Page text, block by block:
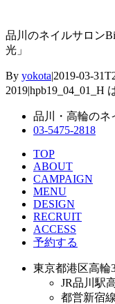
品川のネイルサロン
光」
By yokota|2019-03-
2019|hpb19_04_01_H
品川・高輪のネ
03-5475-2818
TOP
ABOUT
CAMPAIGN
MENU
DESIGN
RECRUIT
ACCESS
予約する
東京都港区高輪
JR品川駅
都営新宿